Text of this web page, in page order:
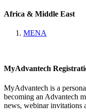
Africa & Middle East
MENA
MyAdvantech
MyAdvantech is a
becoming an Advantech
news, webinar invitations